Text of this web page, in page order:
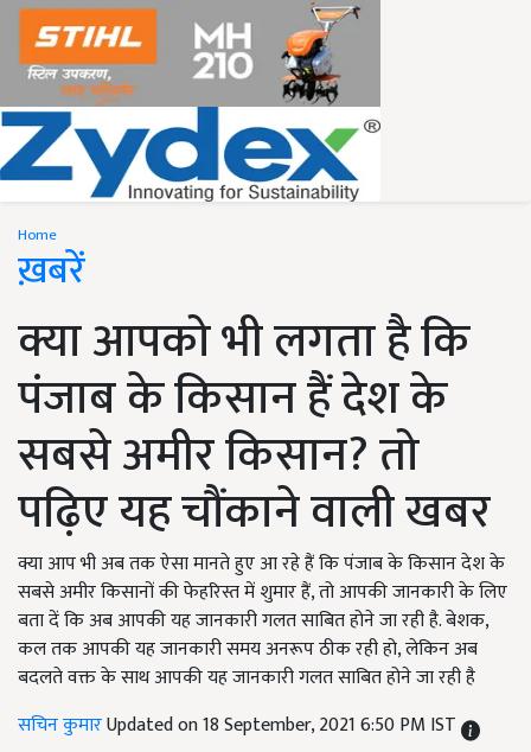
Home
ख़बरें
क्या आपको भी लगता है कि
पंजाब के किसान हैं देश के
सबसे अमीर किसान? तो
पढ़िए यह चौंकाने वाली खबर
क्या आप भी अब तक ऐसा मानते हुए आ रहे हैं कि पंजाब के किसान देश के
सबसे अमीर किसानों की फेहरिस्त में शुमार हैं, तो आपकी जानकारी के लिए
बता दें कि अब आपकी यह जानकारी गलत साबित होने जा रही है. बेशक,
कल तक आपकी यह जानकारी समय अनरूप ठीक रही हो, लेकिन अब
बदलते वक्त के साथ आपकी यह जानकारी गलत साबित होने जा रही है
सचिन कुमारUpdated on 18 September, 2021 6:50 PM IST